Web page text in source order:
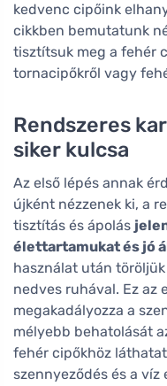
kedvenc cipőink
cikkben bemutatunk
tisztítsuk meg a fehér
tornacipőkről vagy
Rendszeres
siker kulcsa
Az első lépés annak
újként nézzenek ki, a
tisztítás és ápolás
élettartamukat és jó
használat után
nedves ruhával. Ez az
megakadályozza a
mélyebb behatolását
fehér cipőkhöz
szennyeződés és a víz